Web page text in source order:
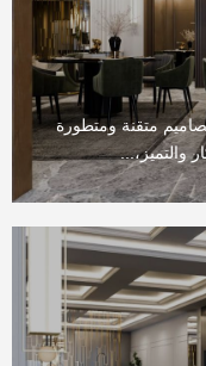
متقنة ومتطورة
والتميز،...